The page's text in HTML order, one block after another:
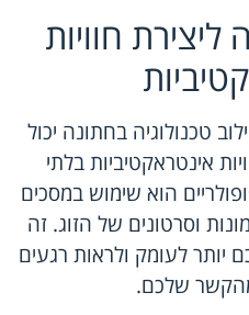
ליצירת חוויות
טכנולוגיה בחתונה יכול
אינטראקטיביות בלתי
הוא שימוש במסכים
וסרטונים של הזוג. זה
יותר לעומק ולראות רגעים
שלכם.